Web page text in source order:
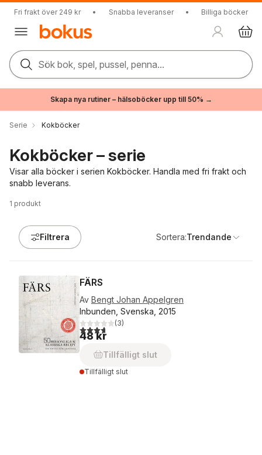
Fri frakt över 249 kr • Snabba leveranser • Billiga böcker
Sök bok, spel, pussel, penna...
Skapa nya rutiner – hälsoböcker upp till 50% →
Serie Kokböcker
Kokböcker – serie
Visar alla böcker i serien Kokböcker. Handla med fri frakt och
snabb leverans.
1 produkt
Filtrera Sortera:Trendande
FÄRS
Av Bengt Johan Appelgren
Inbunden, Svenska, 2015
3,7utav 5 stjärnor. Totalt antal röster:
(3)
48 kr
Tillfälligt slut
Tillfälligt slut